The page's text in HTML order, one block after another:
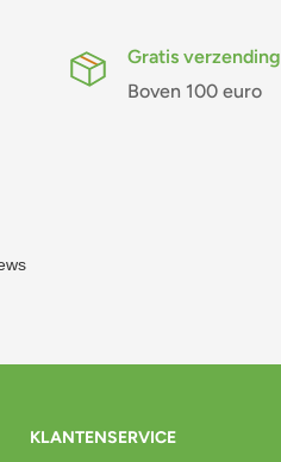
Gratis verzending
Boven 100 euro
KLANTENSERVICE